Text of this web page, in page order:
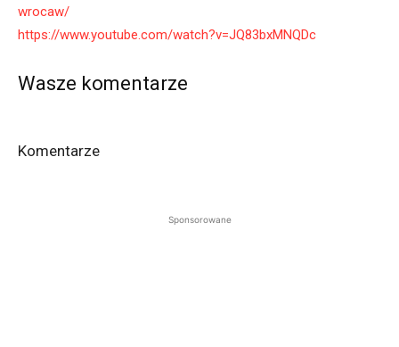
wrocaw/
https://www.youtube.com/watch?v=JQ83bxMNQDc
Wasze komentarze
Komentarze
Sponsorowane